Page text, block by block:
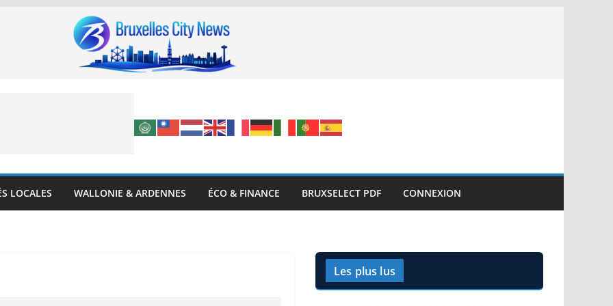
LOCALES WALLONIE & ARDENNES ÉCO & FINANCE BRUXSELECT PDF CONNEXION
Les plus lus